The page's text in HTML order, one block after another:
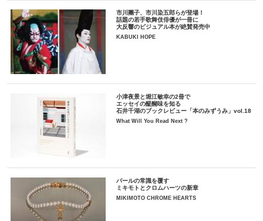
市川團子、市川染五郎らが登場！
話題の若手歌舞伎俳優が一冊に
大反響のビジュアル本が絶賛発売中
KABUKI HOPE
小津夜景と堀江敏幸の2冊で
エッセイの醍醐味を知る
石井千湖のブックレビュー「本のみずうみ」vol.18
What Will You Read Next ?
パールの常識を覆す
ミキモトとクロムハーツの新章
MIKIMOTO CHROME HEARTS